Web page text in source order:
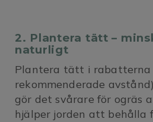
2. Plantera tätt –
naturligt
Plantera tätt i rabatterna
rekommenderade
gör det svårare för ogräs
hjälper jorden att behålla